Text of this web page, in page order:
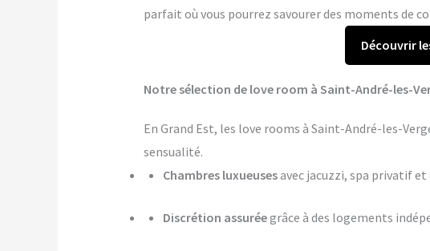
parfait où vous pourrez savourer des moments de
Découvrir
Notre sélection de love room à Saint-André-les-
En Grand Est, les love rooms à Saint-André-les-
sensualité.
Chambres luxueusesavec jacuzzi, spa privatif
Discrétion assuréegrâce à des logements